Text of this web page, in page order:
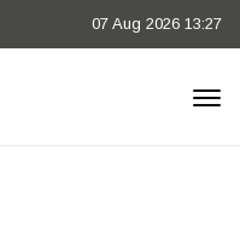
07 Aug 2026 13:27